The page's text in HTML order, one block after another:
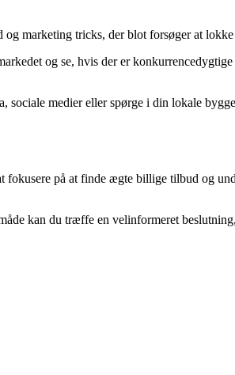
marketing tricks, der blot forsøger at
og se, hvis der er
medier eller spørge i din lokale
på at finde ægte billige tilbud og
kan du træffe en velinformeret